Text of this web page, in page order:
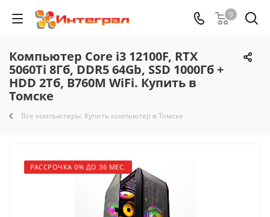
0
Компьютер Core i3 12100F, RTX
5060Ti 8Гб, DDR5 64Gb, SSD 1000Гб +
HDD 2Тб, B760M WiFi. Купить в
Томске
Все компьютеры. Купить компьютер в Томске
РАССРОЧКА 0% ДО 36 МЕС.